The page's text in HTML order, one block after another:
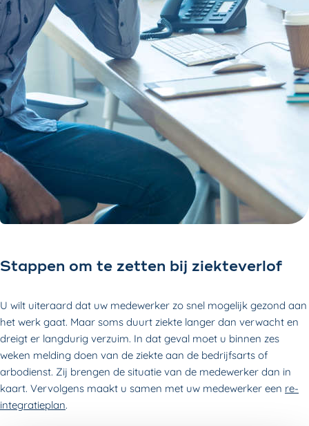
Stappen om te zetten bij ziekteverlof
U wilt uiteraard dat uw medewerker zo snel mogelijk gezond aan
het werk gaat. Maar soms duurt ziekte langer dan verwacht en
dreigt er langdurig verzuim. In dat geval moet u binnen zes
weken melding doen van de ziekte aan de bedrijfsarts of
arbodienst. Zij brengen de situatie van de medewerker dan in
kaart. Vervolgens maakt u samen met uw medewerker een re-
integratieplan.